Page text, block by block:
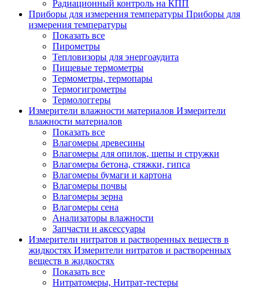
Радиационный контроль на КПП
Приборы для измерения температуры Приборы для
измерения температуры
Показать все
Пирометры
Тепловизоры для энергоаудита
Пищевые термометры
Термометры, термопары
Термогигрометры
Термологгеры
Измерители влажности материалов Измерители
влажности материалов
Показать все
Влагомеры древесины
Влагомеры для опилок, щепы и стружки
Влагомеры бетона, стяжки, гипса
Влагомеры бумаги и картона
Влагомеры почвы
Влагомеры зерна
Влагомеры сена
Анализаторы влажности
Запчасти и аксессуары
Измерители нитратов и растворенных веществ в
жидкостях Измерители нитратов и растворенных
веществ в жидкостях
Показать все
Нитратомеры, Нитрат-тестеры